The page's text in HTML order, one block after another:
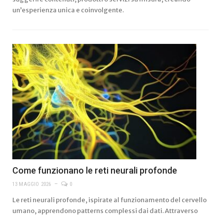
un’esperienza unica e coinvolgente.
Come funzionano le reti neurali profonde
13 MAGGIO 2026 0
Le reti neurali profonde, ispirate al funzionamento del cervello
umano, apprendono patterns complessi dai dati. Attraverso